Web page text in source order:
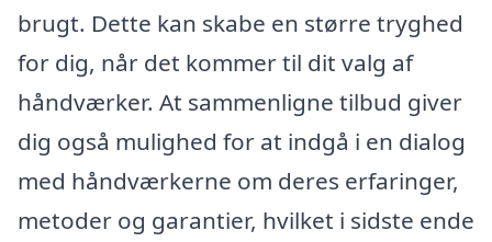
brugt. Dette kan skabe en større tryghed
for dig, når det kommer til dit valg af
håndværker. At sammenligne tilbud giver
dig også mulighed for at indgå i en dialog
med håndværkerne om deres erfaringer,
metoder og garantier, hvilket i sidste ende